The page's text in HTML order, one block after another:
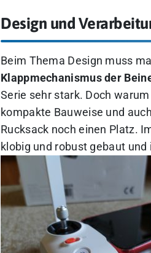
Design und
Beim Thema Design muss
Klappmechanismus der
Serie sehr stark. Doch
kompakte Bauweise und
Rucksack noch einen Platz.
klobig und robust gebaut